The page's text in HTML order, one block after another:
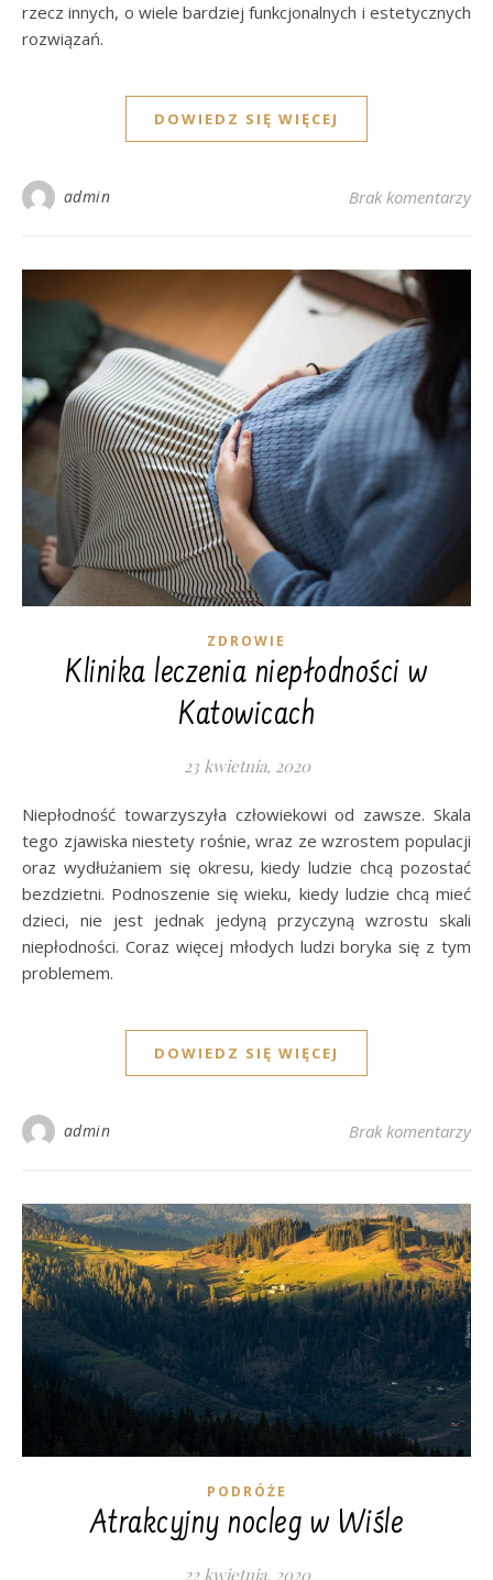
rzecz innych, o wiele bardziej funkcjonalnych i estetycznych
rozwiązań.
DOWIEDZ SIĘ WIĘCEJ
admin Brak komentarzy
ZDROWIE
Klinika leczenia niepłodności w
Katowicach
23 kwietnia, 2020
Niepłodność towarzyszyła człowiekowi od zawsze. Skala
tego zjawiska niestety rośnie, wraz ze wzrostem populacji
oraz wydłużaniem się okresu, kiedy ludzie chcą pozostać
bezdzietni. Podnoszenie się wieku, kiedy ludzie chcą mieć
dzieci, nie jest jednak jedyną przyczyną wzrostu skali
niepłodności. Coraz więcej młodych ludzi boryka się z tym
problemem.
DOWIEDZ SIĘ WIĘCEJ
admin Brak komentarzy
PODRÓŻE
Atrakcyjny nocleg w Wiśle
22 kwietnia, 2020